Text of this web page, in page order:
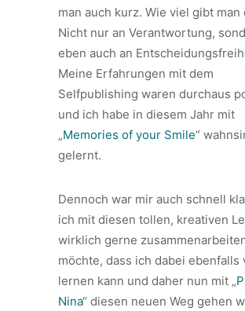
man auch kurz. Wie viel gibt man
Nicht nur an Verantwortung,
eben auch an
Meine Erfahrungen mit dem
Selfpublishing waren durchaus
und ich habe in diesem Jahr mit
„Memories of your Smile“
gelernt.
Dennoch war mir auch schnell
ich mit diesen tollen, kreativen
wirklich gerne
möchte, dass ich dabei ebenfalls
lernen kann und daher nun mit „
Nina“ diesen neuen Weg gehen